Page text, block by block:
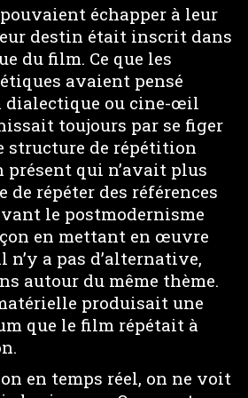
échapper à leur
destin était inscrit dans
du film. Ce que les
avaient pensé
dialectique ou cine-œil
toujours par se figer
structure de répétition
présent qui n’avait plus
de répéter des références
le postmodernisme
en mettant en œuvre
a pas d’alternative,
autour du même thème.
produisait une
que le film répétait à
en temps réel, on ne voit